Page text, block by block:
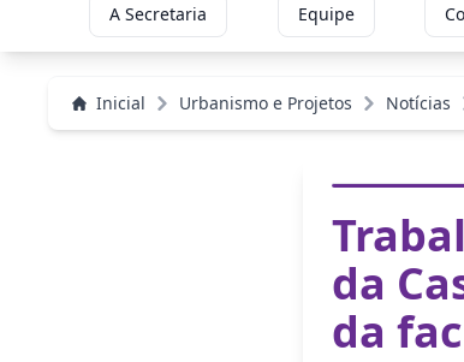
A Secretaria Equipe
Inicial Urbanismo e Projetos Notícias
da
da